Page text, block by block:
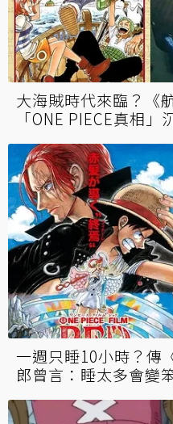
大海賊時代來臨？《
「ONE PIECE真相」
一週只睡10小時？傳
郎曾言：睡太多會變